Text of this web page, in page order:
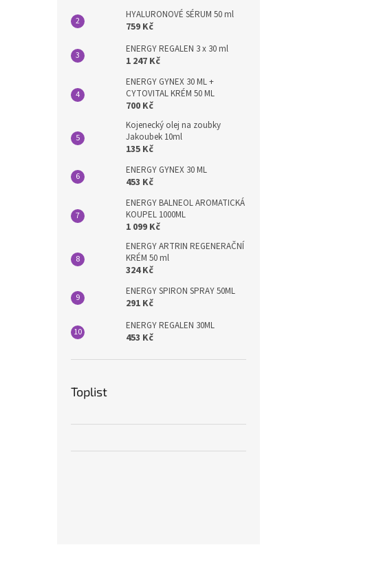
HYALURONOVÉ SÉRUM 50 ml
759 Kč
ENERGY REGALEN 3 x 30 ml
1 247 Kč
ENERGY GYNEX 30 ML +
CYTOVITAL KRÉM 50 ML
700 Kč
Kojenecký olej na zoubky
Jakoubek 10ml
135 Kč
ENERGY GYNEX 30 ML
453 Kč
ENERGY BALNEOL AROMATICKÁ
KOUPEL 1000ML
1 099 Kč
ENERGY ARTRIN REGENERAČNÍ
KRÉM 50 ml
324 Kč
ENERGY SPIRON SPRAY 50ML
291 Kč
ENERGY REGALEN 30ML
453 Kč
Toplist